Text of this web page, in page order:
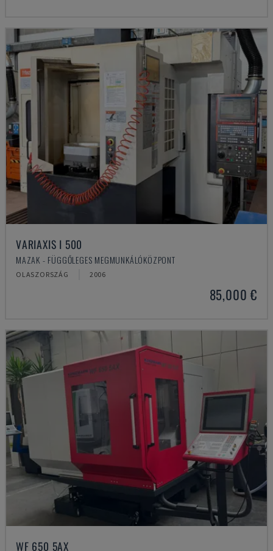
VARIAXIS I 500
MAZAK - FÜGGŐLEGES MEGMUNKÁLÓKÖZPONT
OLASZORSZÁG 2006
85,000 €
WF 650 5AX